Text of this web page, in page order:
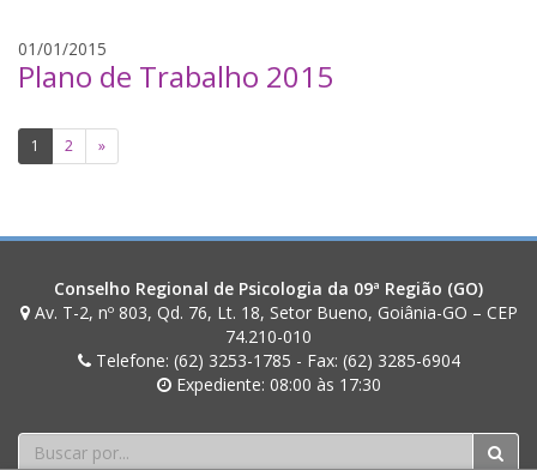
i
a
o
o
v
r
a
01/01/2015
d
a
o
i
v
i
Plano de Trabalho 2015
Paginação
posts
1 2 »
Conselho Regional de Psicologia da 09ª Região (GO)
Av. T-2, nº 803, Qd. 76, Lt. 18, Setor Bueno, Goiânia-GO – CEP
74.210-010
Telefone: (62) 3253-1785 - Fax: (62) 3285-6904
Expediente: 08:00 às 17:30
Buscar